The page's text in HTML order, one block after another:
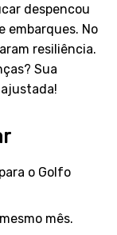
despencou
embarques. No
resiliência.
Sua
o Golfo
mês.